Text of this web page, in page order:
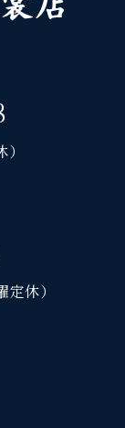
休）